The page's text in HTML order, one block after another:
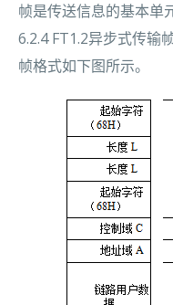
帧是传送信息的基本
6.2.4 FT1.2异步式传输
帧格式如下图所示。